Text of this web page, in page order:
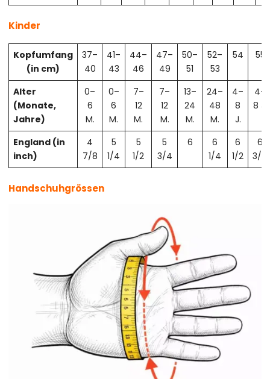
Kinder
Kopfumfang
(in cm)
37–
40
41–
43
44–
46
47–
49
50–
51
52–
53
54 55
Alter
(Monate,
Jahre)
0–
6
M.
0–
6
M.
7–
12
M.
7–
12
M.
13–
24
M.
24–
48
M.
4–
8
J.
4–
8 J.
England (in
inch)
4
7/8
5
1/4
5
1/2
5
3/4
6
6
1/4
6
1/2
6
3/4
Handschuhgrössen